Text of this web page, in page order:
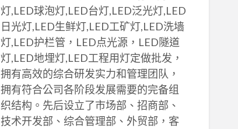
灯,LED球泡灯,LED台灯,LED泛光灯,LED
日光灯,LED生鲜灯,LED工矿灯,LED洗墙
灯,LED护栏管，LED点光源，LED隧道
灯,LED地埋灯,LED工程用灯定做批发，
拥有高效的综合研发实力和管理团队，
拥有符合公司各阶段发展需要的完备组
织结构。先后设立了市场部、招商部、
技术开发部、综合管理部、外贸部，客